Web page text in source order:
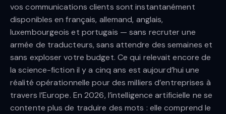
vos communications clients sont instantanément
disponibles en français, allemand, anglais,
luxembourgeois et portugais — sans recruter une
armée de traducteurs, sans attendre des semaines et
sans exploser votre budget. Ce qui relevait encore de
la science-fiction il y a cinq ans est aujourd’hui une
réalité opérationnelle pour des milliers d’entreprises à
travers l’Europe. En 2026, l’intelligence artificielle ne se
contente plus de traduire des mots : elle comprend le